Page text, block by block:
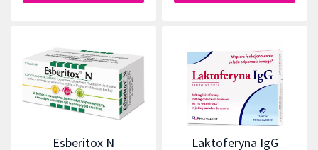
Esberitox N Laktoferyna IgG